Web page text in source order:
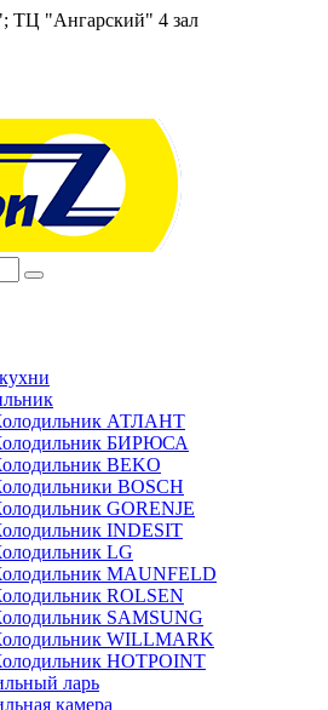
ТЦ "Ангарский" 4 зал
АТЛАНТ
БИРЮСА
BEKO
BOSCH
GORENJE
INDESIT
LG
MAUNFELD
ROLSEN
SAMSUNG
WILLMARK
HOTPOINT
ларь
камера